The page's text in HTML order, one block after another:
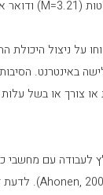
(
M=3.21) ודואר
על ניצול
באינטרנט.
או צורך או בשל
לעבודה עם מחשבי
Ahonen,). לדעת